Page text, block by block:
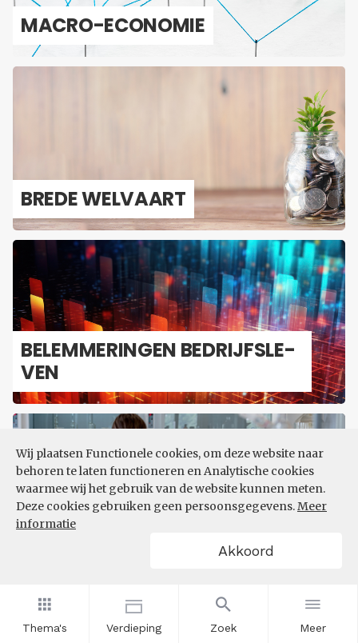
Thema's Verdieping Zoek Meer
Wij plaatsen Functionele cookies, om deze website naar
behoren te laten functioneren en Analytische cookies
waarmee wij het gebruik van de website kunnen meten.
Deze cookies gebruiken geen persoonsgegevens.Meer
informatie
Akkoord
MACRO-​ECONOMIE
BREDE WEL­VAART
BE­LEM­ME­RIN­GEN BE­DRIJFS­LE­
VEN